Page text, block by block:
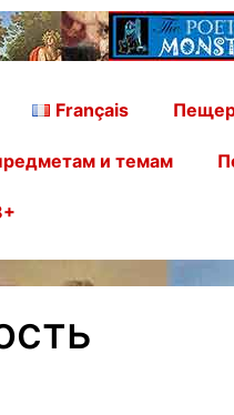
Français
и темам